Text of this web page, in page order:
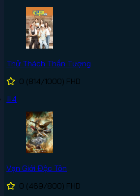
Thử Thách Thần Tượng
0 (814/1000) FHD
#4
Vạn Giới Độc Tôn
0 (469/800) FHD